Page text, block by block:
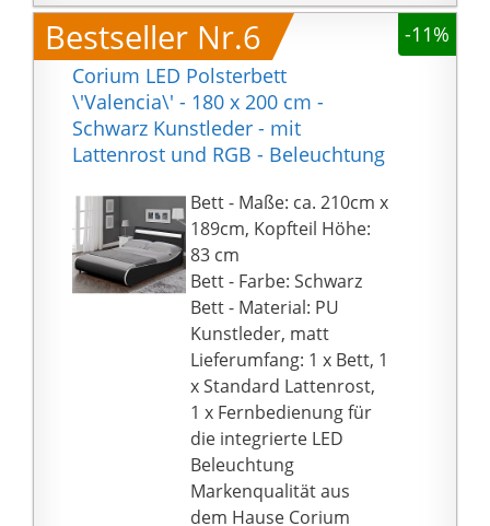
Belastbarkeit beträgt
ca. 500 kg, was die
Stabilität und Festigkeit
des Bettes garantiert.
Zwei praktische
Schubladen
Gummirädern sind still
und zerkratzen den
Fußboden nicht. Die
Bettkästen kann man
beidseitig montieren,
sowohl bei der rechten
als auch linken Seite
des Bettes. Das
Holzbett ist in
verschiedenen Größen
erhältlich: 80x200 /
90x200 / 100x200 /
120x200 / 140x200 /
Bestseller Nr.6
-11%
Corium LED Polsterbett
\'Valencia\' - 180 x 200 cm -
Schwarz Kunstleder - mit
Lattenrost und RGB - Beleuchtung
Bett - Maße: ca. 210cm x
189cm, Kopfteil Höhe:
83 cm
Bett - Farbe: Schwarz
Bett - Material: PU
Kunstleder, matt
Lieferumfang: 1 x Bett, 1
x Standard Lattenrost,
1 x Fernbedienung für
die integrierte LED
Beleuchtung
Markenqualität aus
dem Hause Corium